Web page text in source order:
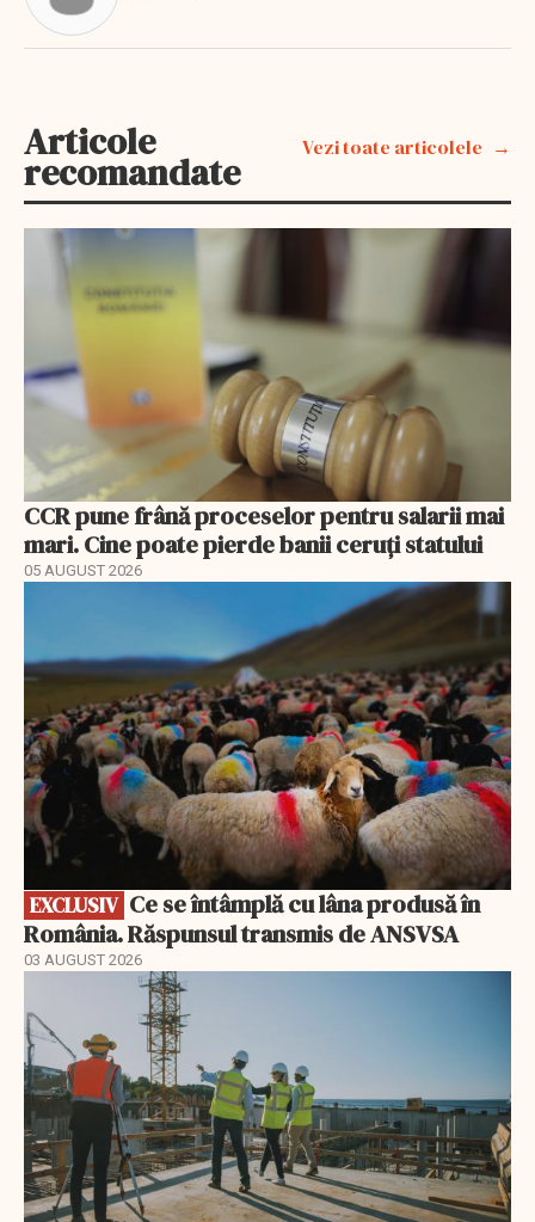
Articole
recomandate
Vezi toate articolele
CCR pune frână proceselor pentru salarii mai
mari. Cine poate pierde banii ceruți statului
05 AUGUST 2026
EXCLUSIV
România. Răspunsul transmis de ANSVSA
03 AUGUST 2026